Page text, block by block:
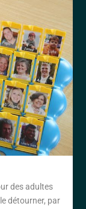
des adultes
détourner, par